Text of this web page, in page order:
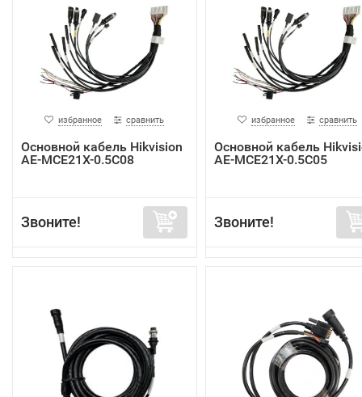
избранное сравнить
Основной кабель Hikvision
AE-MCE21X-0.5C08
Звоните!
избранное сравнить
Основной кабель
AE-MCE21X-0.5C05
Звоните!